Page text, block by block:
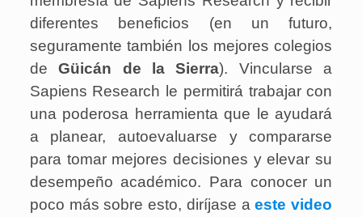
diferentes beneficios (en un futuro,
seguramente también los mejores colegios
deGüicán de la Sierra). Vincularse a
Sapiens Research le permitirá trabajar con
una poderosa herramienta que le ayudará
a planear, autoevaluarse y compararse
para tomar mejores decisiones y elevar su
desempeño académico. Para conocer un
poco más sobre esto, diríjase aeste video